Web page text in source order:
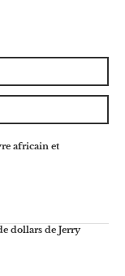
africain et
dollars de Jerry